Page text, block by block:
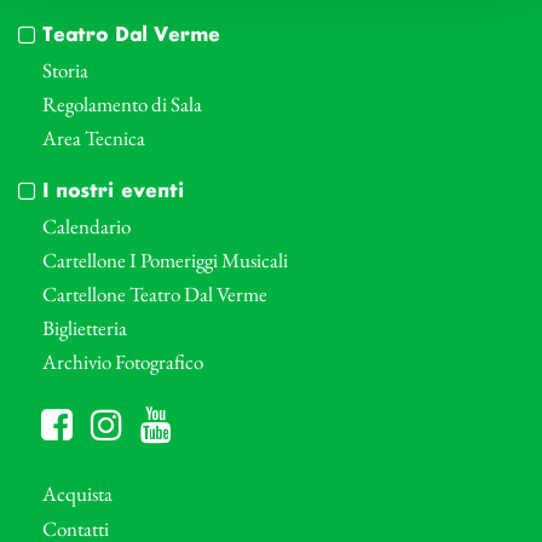
Teatro Dal Verme
Storia
Regolamento di Sala
Area Tecnica
I nostri eventi
Calendario
Cartellone I Pomeriggi Musicali
Cartellone Teatro Dal Verme
Biglietteria
Archivio Fotografico
Acquista
Contatti